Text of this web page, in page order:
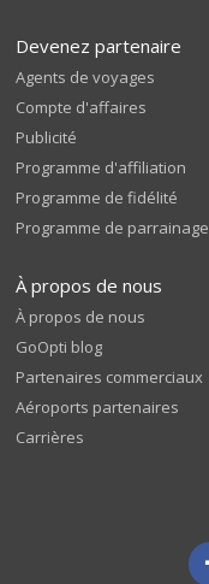
Devenez partenaire
Agents de voyages
Compte d'affaires
Publicité
Programme d'affiliation
Programme de fidélité
Programme de parrainage
À propos de nous
À propos de nous
GoOpti blog
Partenaires commerciaux
Aéroports partenaires
Carrières